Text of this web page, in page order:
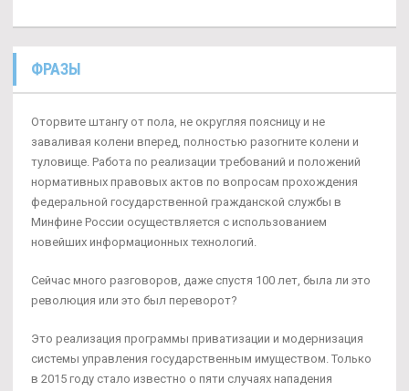
ФРАЗЫ
Оторвите штангу от пола, не округляя поясницу и не
заваливая колени вперед, полностью разогните колени и
туловище. Работа по реализации требований и положений
нормативных правовых актов по вопросам прохождения
федеральной государственной гражданской службы в
Минфине России осуществляется с использованием
новейших информационных технологий.
Сейчас много разговоров, даже спустя 100 лет, была ли это
революция или это был переворот?
Это реализация программы приватизации и модернизация
системы управления государственным имуществом. Только
в 2015 году стало известно о пяти случаях нападения